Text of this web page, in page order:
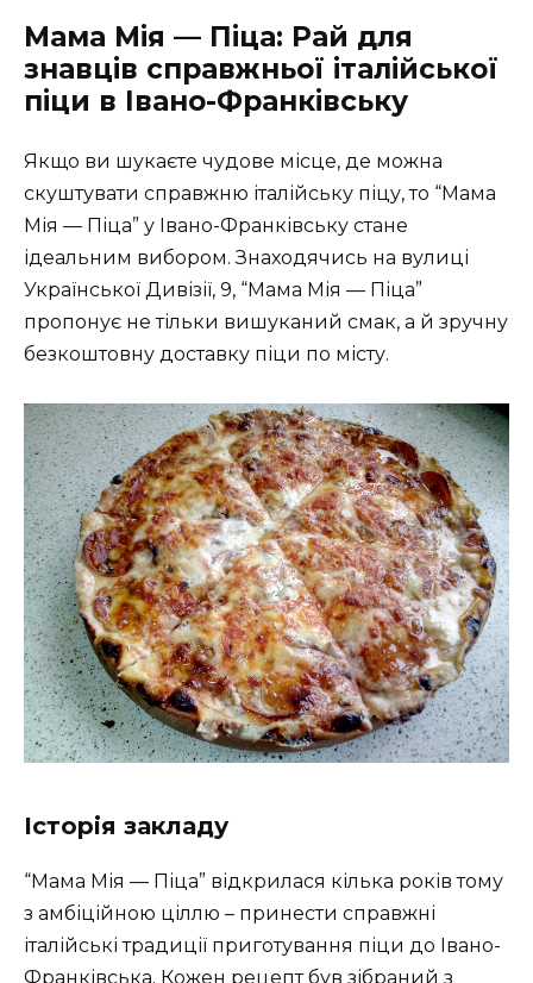
Мама Мія — Піца: Рай для
знавців справжньої італійської
піци в Івано-Франківську
Якщо ви шукаєте чудове місце, де можна
скуштувати справжню італійську піцу, то “Мама
Мія — Піца” у Івано-Франківську стане
ідеальним вибором. Знаходячись на вулиці
Української Дивізії, 9, “Мама Мія — Піца”
пропонує не тільки вишуканий смак, а й зручну
безкоштовну доставку піци по місту.
Історія закладу
“Мама Мія — Піца” відкрилася кілька років тому
з амбіційною ціллю – принести справжні
італійські традиції приготування піци до Івано-
Франківська. Кожен рецепт був зібраний з